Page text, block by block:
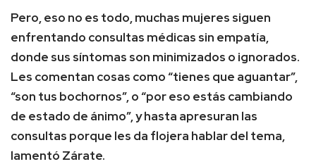
Pero, eso no es todo, muchas mujeres siguen
enfrentando consultas médicas sin empatía,
donde sus síntomas son minimizados o ignorados.
Les comentan cosas como “tienes que aguantar”,
“son tus bochornos”, o “por eso estás cambiando
de estado de ánimo”, y hasta apresuran las
consultas porque les da flojera hablar del tema,
lamentó Zárate.